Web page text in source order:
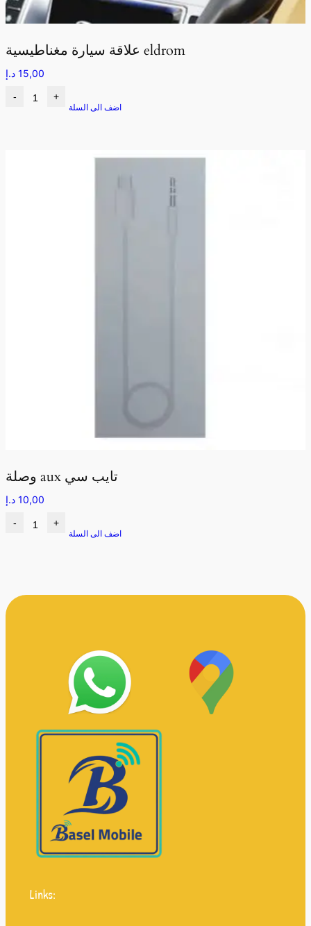
علاقة سيارة مغناطيسية eldrom
15,00 د.إ
- +
اضف الى السلة
وصلة aux تايب سي
10,00 د.إ
- +
اضف الى السلة
Links: